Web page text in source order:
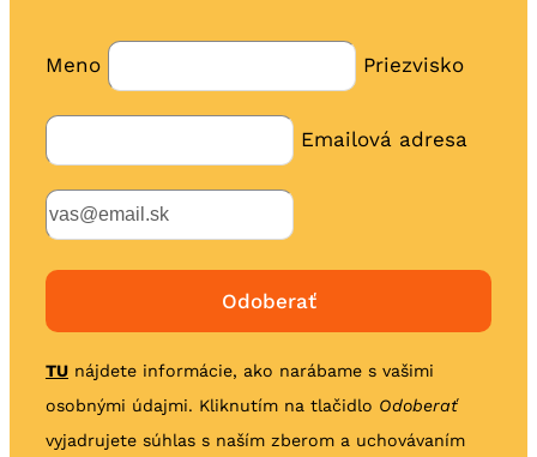
Meno Priezvisko
Emailová adresa
TUnájdete informácie, ako narábame s vašimi
osobnými údajmi. Kliknutím na tlačidlo Odoberať
vyjadrujete súhlas s naším zberom a uchovávaním